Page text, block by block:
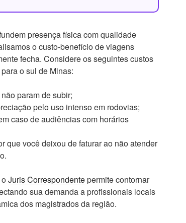
presença física com qualidade
o custo-benefício de viagens
fecha. Considere os seguintes custos
o sul de Minas:
param de subir;
pelo uso intenso em rodovias;
caso de audiências com horários
que você deixou de faturar ao não atender
Juris Correspondentepermite contornar
sua demanda a profissionais locais
dos magistrados da região.